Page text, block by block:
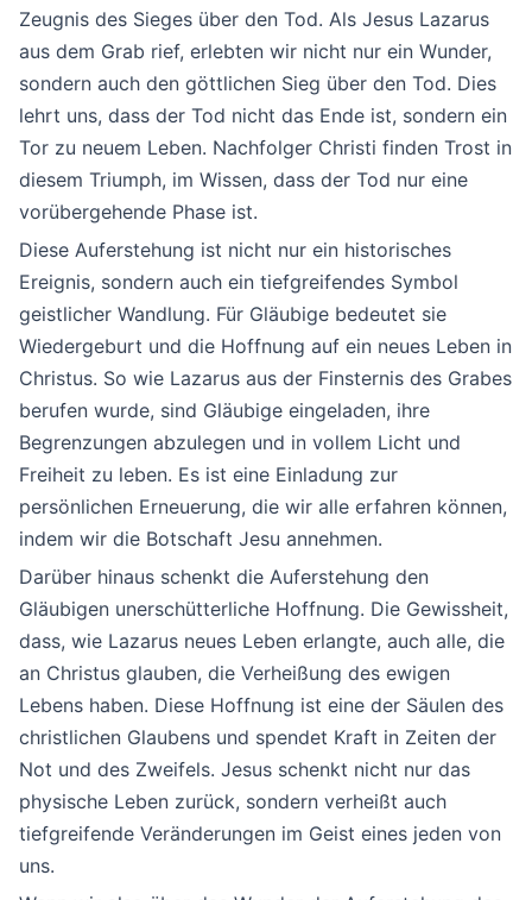
Zeugnis des Sieges über den Tod. Als Jesus Lazarus
aus dem Grab rief, erlebten wir nicht nur ein Wunder,
sondern auch den göttlichen Sieg über den Tod. Dies
lehrt uns, dass der Tod nicht das Ende ist, sondern ein
Tor zu neuem Leben. Nachfolger Christi finden Trost in
diesem Triumph, im Wissen, dass der Tod nur eine
vorübergehende Phase ist.
Diese Auferstehung ist nicht nur ein historisches
Ereignis, sondern auch ein tiefgreifendes Symbol
geistlicher Wandlung. Für Gläubige bedeutet sie
Wiedergeburt und die Hoffnung auf ein neues Leben in
Christus. So wie Lazarus aus der Finsternis des Grabes
berufen wurde, sind Gläubige eingeladen, ihre
Begrenzungen abzulegen und in vollem Licht und
Freiheit zu leben. Es ist eine Einladung zur
persönlichen Erneuerung, die wir alle erfahren können,
indem wir die Botschaft Jesu annehmen.
Darüber hinaus schenkt die Auferstehung den
Gläubigen unerschütterliche Hoffnung. Die Gewissheit,
dass, wie Lazarus neues Leben erlangte, auch alle, die
an Christus glauben, die Verheißung des ewigen
Lebens haben. Diese Hoffnung ist eine der Säulen des
christlichen Glaubens und spendet Kraft in Zeiten der
Not und des Zweifels. Jesus schenkt nicht nur das
physische Leben zurück, sondern verheißt auch
tiefgreifende Veränderungen im Geist eines jeden von
uns.